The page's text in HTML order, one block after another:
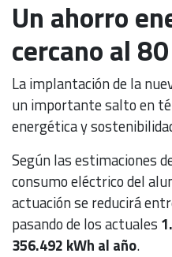
Un ahorro
cercano al 80
La implantación de la
un importante salto en
energética y
Según las estimaciones
consumo eléctrico del
actuación se reducirá
pasando de los actuales
356.492 kWh al año.